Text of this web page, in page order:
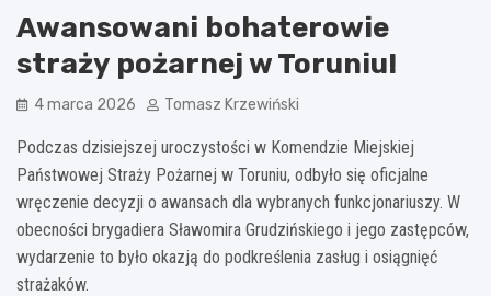
Awansowani bohaterowie
straży pożarnej w Toruniu!
4 marca 2026 Tomasz Krzewiński
Podczas dzisiejszej uroczystości w Komendzie Miejskiej
Państwowej Straży Pożarnej w Toruniu, odbyło się oficjalne
wręczenie decyzji o awansach dla wybranych funkcjonariuszy. W
obecności brygadiera Sławomira Grudzińskiego i jego zastępców,
wydarzenie to było okazją do podkreślenia zasług i osiągnięć
strażaków.